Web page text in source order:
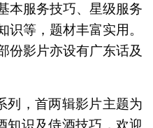
本服务技巧、星级服务
识等，题材丰富实用。
份影片亦设有广东话及
列，首两辑影片主题为
知识及侍酒技巧，欢迎